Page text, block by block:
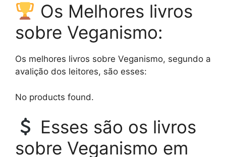
Os Melhores livros
sobre Veganismo:
Os melhores livros sobre Veganismo, segundo a
avalição dos leitores, são esses:
No products found.
Esses são os livros
sobre Veganismo em